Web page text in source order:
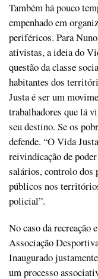
Também há pouco
empenhado em
periféricos. Para
ativistas, a ideia do
questão da classe
habitantes dos
Justa é ser um
trabalhadores que lá
seu destino. Se os
defende. “O Vida
reivindicação de
salários, controlo dos
públicos nos
policial”.
No caso da recreação
Associação
Inaugurado
um processo